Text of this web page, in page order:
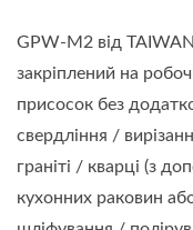
GPW-M2 від
закріплений на
присосок без
свердління /
граніті / кварці (з
кухонних раковин